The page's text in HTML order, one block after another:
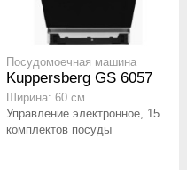
Посудомоечная машина
Kuppersberg GS 6057
Ширина: 60 см
Управление электронное, 15
комплектов посуды